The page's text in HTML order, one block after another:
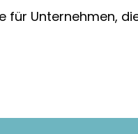
für Unternehmen,